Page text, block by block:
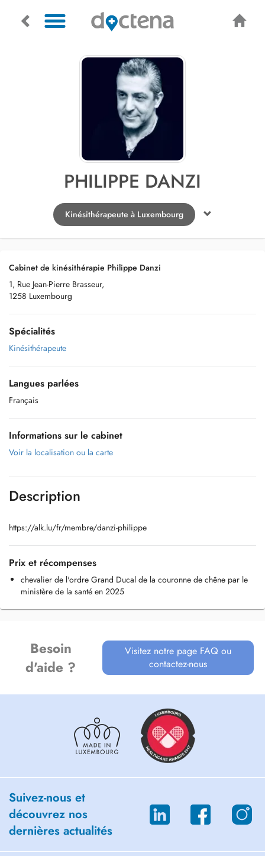
PHILIPPE DANZI
Kinésithérapeute à Luxembourg
Cabinet de kinésithérapie Philippe Danzi
1, Rue Jean-Pierre Brasseur,
1258 Luxembourg
Spécialités
Kinésithérapeute
Langues parlées
Français
Informations sur le cabinet
Voir la localisation ou la carte
Description
https://alk.lu/fr/membre/danzi-philippe
Prix et récompenses
chevalier de l'ordre Grand Ducal de la couronne de chêne par le
ministère de la santé en 2025
Besoin
d'aide ?
Visitez notre page FAQ ou
contactez-nous
Suivez-nous et
découvrez nos
dernières actualités